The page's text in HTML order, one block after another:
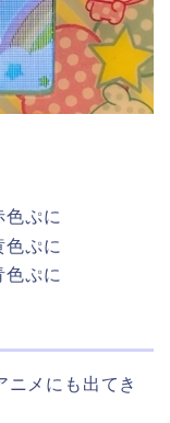
ぷに
ぷに
ぷに
ニメにも出てき